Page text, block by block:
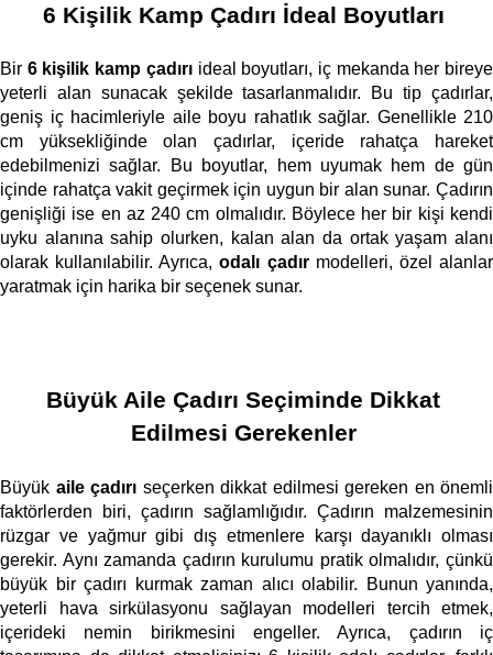
6 Kişilik Kamp Çadırı İdeal Boyutları
Bir 6 kişilik kamp çadırı ideal boyutları, iç mekanda her bireye
yeterli alan sunacak şekilde tasarlanmalıdır. Bu tip çadırlar,
geniş iç hacimleriyle aile boyu rahatlık sağlar. Genellikle 210
cm yüksekliğinde olan çadırlar, içeride rahatça hareket
edebilmenizi sağlar. Bu boyutlar, hem uyumak hem de gün
içinde rahatça vakit geçirmek için uygun bir alan sunar. Çadırın
genişliği ise en az 240 cm olmalıdır. Böylece her bir kişi kendi
uyku alanına sahip olurken, kalan alan da ortak yaşam alanı
olarak kullanılabilir. Ayrıca, odalı çadır modelleri, özel alanlar
yaratmak için harika bir seçenek sunar.
Büyük Aile Çadırı Seçiminde Dikkat
Edilmesi Gerekenler
Büyük aile çadırı seçerken dikkat edilmesi gereken en önemli
faktörlerden biri, çadırın sağlamlığıdır. Çadırın malzemesinin
rüzgar ve yağmur gibi dış etmenlere karşı dayanıklı olması
gerekir. Aynı zamanda çadırın kurulumu pratik olmalıdır, çünkü
büyük bir çadırı kurmak zaman alıcı olabilir. Bunun yanında,
yeterli hava sirkülasyonu sağlayan modelleri tercih etmek,
içerideki nemin birikmesini engeller. Ayrıca, çadırın iç